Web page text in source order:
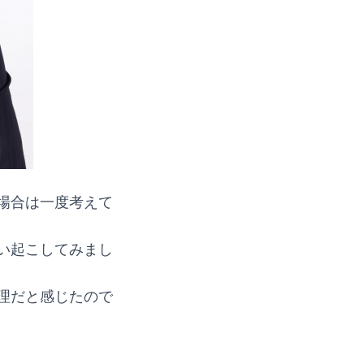
合は一度考えて
起こしてみまし
だと感じたので